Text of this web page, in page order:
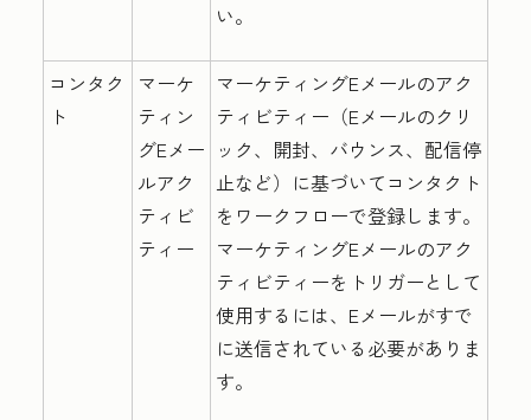
い。
コンタク
ト
マーケ
ティン
グEメー
ルアク
ティビ
ティー
マーケティングEメールのアク
ティビティー（Eメールのクリ
ック、開封、バウンス、配信停
止など）に基づいてコンタクト
をワークフローで登録します。
マーケティングEメールのアク
ティビティーをトリガーとして
使用するには、Eメールがすで
に送信されている必要がありま
す。